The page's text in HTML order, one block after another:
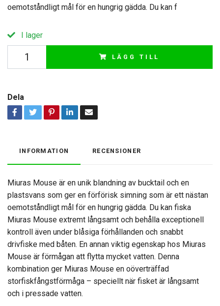
oemotståndligt mål för en hungrig gädda. Du kan f
I lager
LÄGG TILL
Dela
INFORMATION RECENSIONER
Miuras Mouse är en unik blandning av bucktail och en
plastsvans som ger en förförisk simning som är ett nästan
oemotståndligt mål för en hungrig gädda. Du kan fiska
Miuras Mouse extremt långsamt och behålla exceptionell
kontroll även under blåsiga förhållanden och snabbt
drivfiske med båten. En annan viktig egenskap hos Miuras
Mouse är förmågan att flytta mycket vatten. Denna
kombination ger Miuras Mouse en oöverträffad
storfiskfångstförmåga – speciellt när fisket är långsamt
och i pressade vatten.